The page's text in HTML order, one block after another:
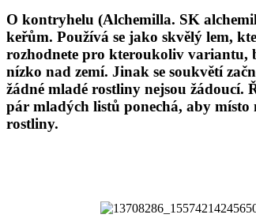
O kontryhelu (Alchemilla. SK
keřům. Používá se jako skvělý lem,
rozhodnete pro kteroukoliv variantu,
nízko nad zemí. Jinak se soukvětí
žádné mladé rostliny nejsou žádoucí.
pár mladých listů ponechá, aby místo
rostliny.